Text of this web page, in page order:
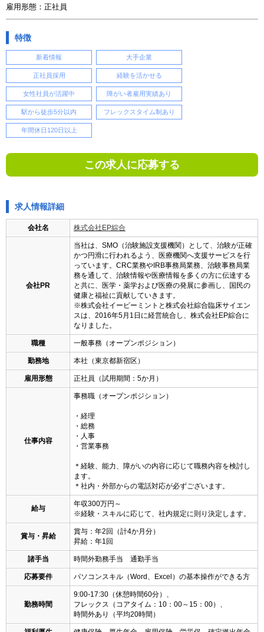
雇用形態：正社員
特徴
新着情報 大手企業
正社員採用 経験を活かせる
女性社員が活躍中 障がい者雇用実績あり
駅から徒歩5分以内 フレックスタイム制あり
年間休日120日以上
この求人に応募する
求人情報詳細
会社名 株式会社EP綜合
会社PR
当社は、SMO（治験施設支援機関）として、治験が正確
かつ円滑に行われるよう、医療機関へ支援サービスを行
っています。CRC業務やIRB事務局業務、治験事務局業
務を通して、治験情報や医療情報を多くの方に伝達する
と共に、医学・薬学および医療の発展に参画し、国民の
健康と福祉に貢献していきます。
※株式会社イーピーミントと株式会社綜合臨床サイエン
スは、2016年5月1日に経営統合し、株式会社EP綜合に
なりました。
職種 一般事務（オープンポジション）
勤務地 本社（東京都新宿区）
雇用形態 正社員（試用期間：5か月）
仕事内容
事務職（オープンポジション）
・経理
・総務
・人事
・営業事務
＊経験、能力、障がいの内容に応じて職務内容を検討し
ます。
＊社内・外部からの電話対応が必ずございます。
給与
年収300万円～
※経験・スキルに応じて、社内規定に則り決定します。
賞与・昇給
賞与：年2回（計4か月分）
昇給：年1回
諸手当 時間外勤務手当 通勤手当
応募要件 パソコンスキル（Word、Excel）の基本操作ができる方
勤務時間
9:00-17:30（休憩時間60分）、
フレックス（コアタイム：10：00～15：00）、
時間外あり（平均20時間）